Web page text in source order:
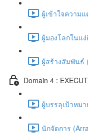
ผู้เข้าใจความ
ผู้มองโลกในแ
ผู้สร้างสัมพันธ์
Domain 4 :
ผู้บรรลุเป้าหม
นักจัดการ